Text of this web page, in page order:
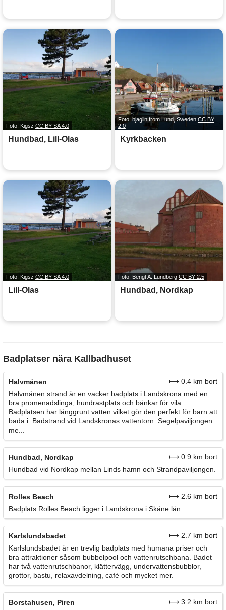
Foto: Kigsz CC BY-SA 4.0
Hundbad, Lill-Olas
Foto: bjaglin from Lund, Sweden CC BY
2.0
Kyrkbacken
Foto: Kigsz CC BY-SA 4.0
Lill-Olas
Foto: Bengt A. Lundberg CC BY 2.5
Hundbad, Nordkap
Badplatser nära Kallbadhuset
Halvmånen
⟼ 0.4 km bort
Halvmånen strand är en vacker badplats i Landskrona med en
bra promenadslinga, hundrastplats och bänkar för vila.
Badplatsen har långgrunt vatten vilket gör den perfekt för barn att
bada i. Badstrand vid Landskronas vattentorn. Segelpaviljongen
me...
Hundbad, Nordkap
⟼ 0.9 km bort
Hundbad vid Nordkap mellan Linds hamn och Strandpaviljongen.
Rolles Beach
⟼ 2.6 km bort
Badplats Rolles Beach ligger i Landskrona i Skåne län.
Karlslundsbadet
⟼ 2.7 km bort
Karlslundsbadet är en trevlig badplats med humana priser och
bra attraktioner såsom bubbelpool och vattenrutschbana. Badet
har två vattenrutschbanor, klättervägg, undervattensbubblor,
grottor, bastu, relaxavdelning, café och mycket mer.
Borstahusen, Piren
⟼ 3.2 km bort